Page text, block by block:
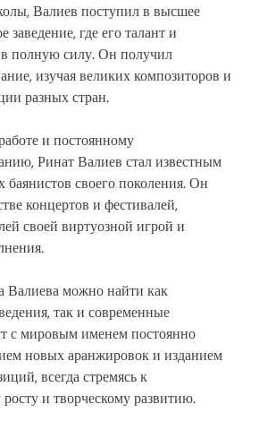
Валиев поступил в высшее
заведение, где его талант и
полную силу. Он получил
изучая великих композиторов и
разных стран.
и постоянному
Ринат Валиев стал известным
своего поколения. Он
концертов и фестивалей,
своей виртуозной игрой и
Валиева можно найти как
так и современные
с мировым именем постоянно
новых аранжировок и изданием
всегда стремясь к
и творческому развитию.